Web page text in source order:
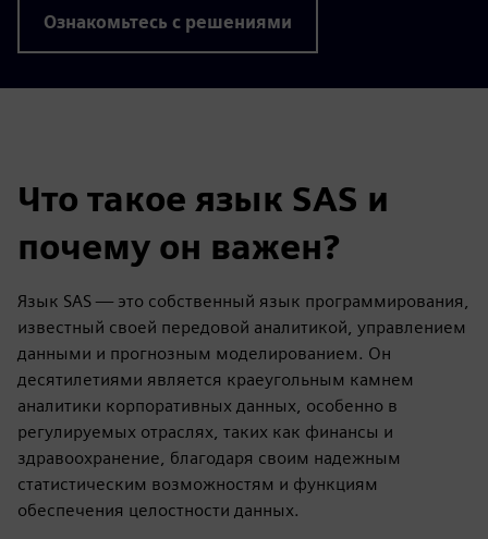
Ознакомьтесь с решениями
Что такое язык SAS и
почему он важен?
Язык SAS — это собственный язык программирования,
известный своей передовой аналитикой, управлением
данными и прогнозным моделированием. Он
десятилетиями является краеугольным камнем
аналитики корпоративных данных, особенно в
регулируемых отраслях, таких как финансы и
здравоохранение, благодаря своим надежным
статистическим возможностям и функциям
обеспечения целостности данных.